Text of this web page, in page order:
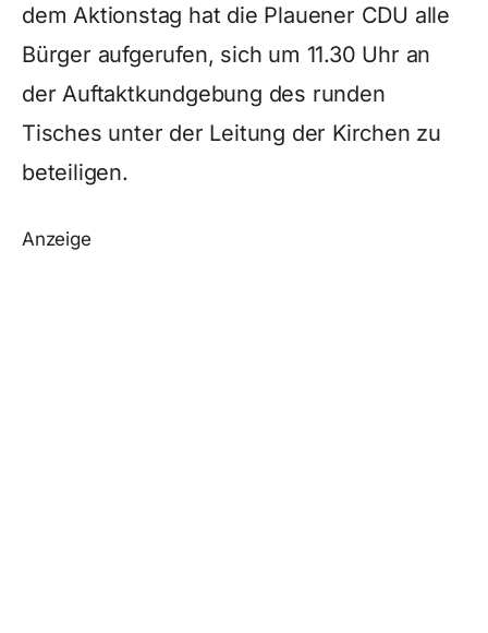
dem Aktionstag hat die Plauener CDU alle
Bürger aufgerufen, sich um 11.30 Uhr an
der Auftaktkundgebung des runden
Tisches unter der Leitung der Kirchen zu
beteiligen.
Anzeige